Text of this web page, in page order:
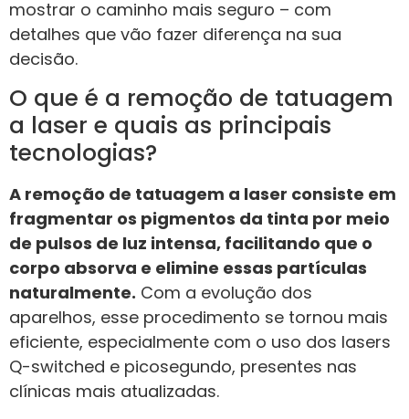
mostrar o caminho mais seguro – com
detalhes que vão fazer diferença na sua
decisão.
O que é a remoção de tatuagem
a laser e quais as principais
tecnologias?
A remoção de tatuagem a laser consiste em
fragmentar os pigmentos da tinta por meio
de pulsos de luz intensa, facilitando que o
corpo absorva e elimine essas partículas
naturalmente. Com a evolução dos
aparelhos, esse procedimento se tornou mais
eficiente, especialmente com o uso dos lasers
Q-switched e picosegundo, presentes nas
clínicas mais atualizadas.